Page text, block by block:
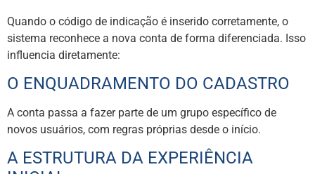
Quando o código de indicação é inserido corretamente, o
sistema reconhece a nova conta de forma diferenciada. Isso
influencia diretamente:
O ENQUADRAMENTO DO CADASTRO
A conta passa a fazer parte de um grupo específico de
novos usuários, com regras próprias desde o início.
A ESTRUTURA DA EXPERIÊNCIA